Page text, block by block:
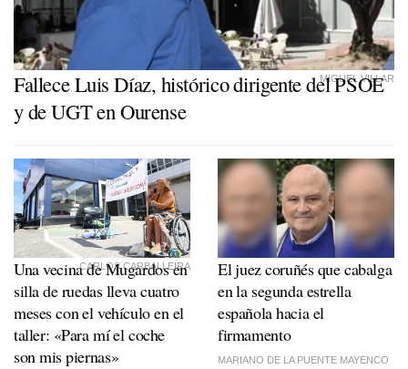
MIGUEL VILLAR
Fallece Luis Díaz, histórico dirigente del PSOE
y de UGT en Ourense
CARLOS CARBALLEIRA
Una vecina de Mugardos en
silla de ruedas lleva cuatro
meses con el vehículo en el
taller: «Para mí el coche
son mis piernas»
El juez coruñés que cabalga
en la segunda estrella
española hacia el
firmamento
MARIANO DE LA PUENTE MAYENCO